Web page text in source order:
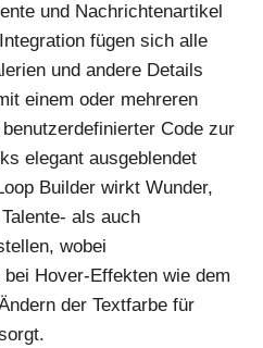
und Nachrichtenartikel
fügen sich alle
und andere Details
einem oder mehreren
Code zur
elegant ausgeblendet
Builder wirkt Wunder,
als auch
wobei
Hover-Effekten wie dem
der Textfarbe für